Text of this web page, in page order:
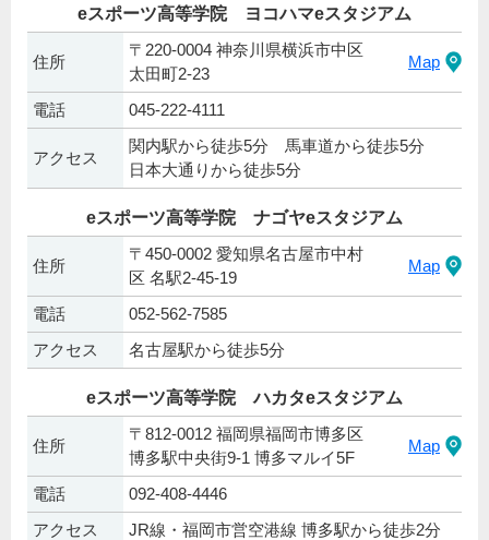
eスポーツ高等学院 ヨコハマeスタジアム
住所
〒220-0004 神奈川県横浜市中区
太田町2-23
Map
電話 045-222-4111
アクセス
関内駅から徒歩5分 馬車道から徒歩5分
日本大通りから徒歩5分
eスポーツ高等学院 ナゴヤeスタジアム
住所
〒450-0002 愛知県名古屋市中村
区 名駅2-45-19
Map
電話
052-562-7585
アクセス
名古屋駅から徒歩5分
eスポーツ高等学院 ハカタeスタジアム
住所
〒812-0012 福岡県福岡市博多区
博多駅中央街9-1 博多マルイ5F
Map
電話
092-408-4446
アクセス
JR線・福岡市営空港線 博多駅から徒歩2分